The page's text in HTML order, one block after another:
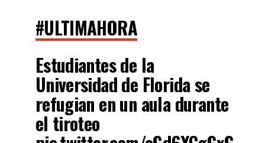
#ULTIMAHORA
Estudiantes de la
Universidad de Florida se
refugian en un aula durante
el tiroteo